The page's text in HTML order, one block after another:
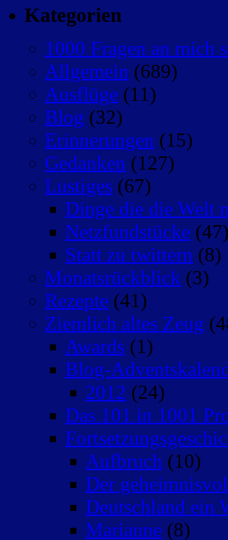
Kategorien
1000 Fragen an mich
Allgemein (689)
Ausflüge (11)
Blog (32)
Erinnerungen (15)
Gedanken (127)
Lustiges (67)
Dinge die die Welt
Netzfundstücke
Statt zu twittern (8)
Monatsrückblick (3)
Rezepte (41)
Ziemlich altes Zeug
Awards (1)
Blog-
2012 (24)
Das 101 in 1001
Aufbruch (10)
Der
Deutschland ein
Marianne (8)